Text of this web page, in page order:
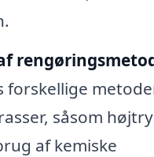
forskellige
såsom
af kemiske